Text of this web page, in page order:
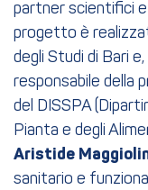
partner scientifici
progetto è
degli Studi di Bari
responsabile della
del DISSPA
Pianta e degli
Aristide
sanitario e